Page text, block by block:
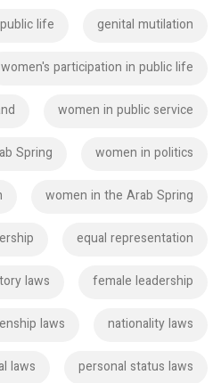
genital mutilation
life
women's participation in public life
women in public service
women in politics
Spring
women in the Arab Spring
equal representation
female leadership
laws
nationality laws
laws
personal status laws
laws